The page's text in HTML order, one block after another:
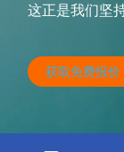
这正是我们坚
获取免费报价